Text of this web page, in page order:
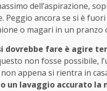
dell’aspirazione,
ancora se si è fuori
o magari in un pranzo
dovrebbe fare è agire
non fosse possibile,
appena si rientra in
un lavaggio accurato la